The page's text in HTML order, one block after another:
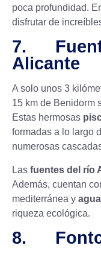
poca profundidad.
disfrutar de
7.
Alicante
A solo unos 3
15 km de Benidorm
Estas hermosas
formadas a lo largo
numerosas
Las fuentes del río
Además, cuentan
mediterránea y
riqueza ecológica.
8.